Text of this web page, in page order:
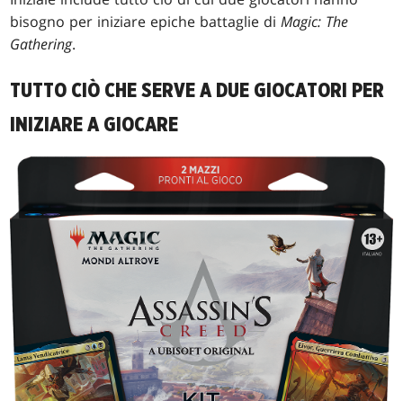
bisogno per iniziare epiche battaglie diMagic: The
Gathering.
TUTTO CIÒ CHE SERVE A DUE GIOCATORI PER
INIZIARE A GIOCARE